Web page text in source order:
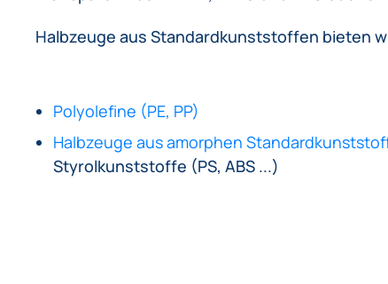
Halbzeuge aus Standardkunststoffen bieten
Polyolefine (PE, PP)
Halbzeuge aus amorphen
Styrolkunststoffe (PS, ABS ...)